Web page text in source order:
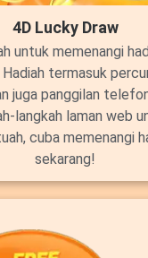
4D Lucky Draw
untuk memenangi
termasuk
juga panggilan
langkah laman web
cuba memenangi
sekarang!